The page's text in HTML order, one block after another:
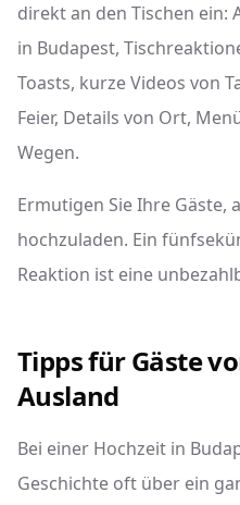
direkt an den Tischen
in Budapest,
Toasts, kurze Videos von
Feier, Details von Ort,
Wegen.
Ermutigen Sie Ihre Gäste,
hochzuladen. Ein
Reaktion ist eine
Tipps für Gäste
Ausland
Bei einer Hochzeit in
Geschichte oft über ein